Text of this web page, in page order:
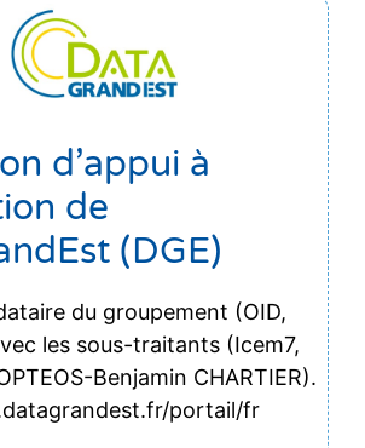
d’appui à
de
(DGE)
du groupement (OID,
les sous-traitants (Icem7,
Benjamin CHARTIER).
portail/fr